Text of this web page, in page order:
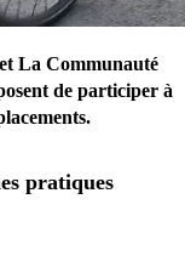
La Communauté
de participer à
pratiques